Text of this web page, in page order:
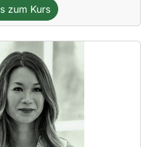
zum Kurs